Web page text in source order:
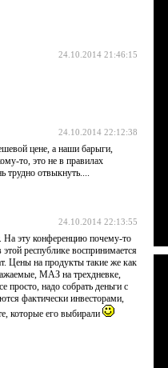
24.10.2014 21:46:15
24.10.2014 22:12:38
цене, а наши барыги,
то, это не в правилах
трудно отвыкнуть....
24.10.2014 22:13:55
На эту конференцию почему-то
республике воспринимается
Цены на продукты такие же как
МАЗ на трехдневке,
просто, надо собрать деньги с
фактически инвесторами,
которые его выбирали